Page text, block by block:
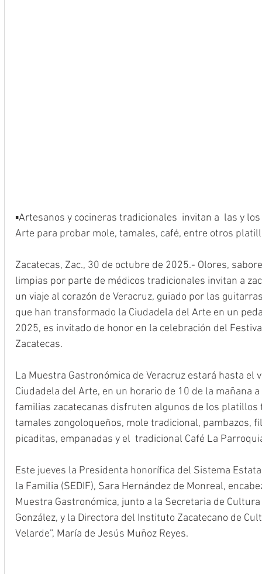
▪️Artesanos y cocineras tradicionales  invitan a  las y
Arte para probar mole, tamales, café, entre otros
Zacatecas, Zac., 30 de octubre de 2025.- Olores,
limpias por parte de médicos tradicionales invitan a
un viaje al corazón de Veracruz, guiado por las
que han transformado la Ciudadela del Arte en un
2025, es invitado de honor en la celebración del
Zacatecas.
La Muestra Gastronómica de Veracruz estará hasta el
Ciudadela del Arte, en un horario de 10 de la mañana
familias zacatecanas disfruten algunos de los
tamales zongoloqueños, mole tradicional, pambazos,
picaditas, empanadas y el  tradicional Café La
Este jueves la Presidenta honorífica del Sistema
la Familia (SEDIF), Sara Hernández de Monreal,
Muestra Gastronómica, junto a la Secretaria de
González, y la Directora del Instituto Zacatecano de
Velarde”, María de Jesús Muñoz Reyes.